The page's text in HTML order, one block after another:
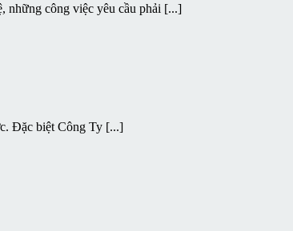
công việc yêu cầu phải [...]
Đặc biệt Công Ty [...]